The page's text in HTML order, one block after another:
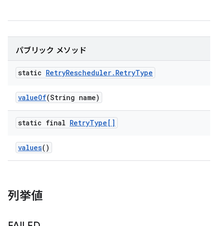
パブリック メソッド
static RetryRescheduler. RetryType
valueOf(String name)
static final RetryType[]
values()
列挙値